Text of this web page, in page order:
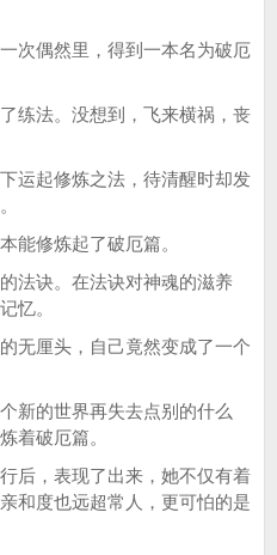
次偶然里，得到一本名为破厄
练法。没想到，飞来横祸，丧
运起修炼之法，待清醒时却发
能修炼起了破厄篇。
法诀。在法诀对神魂的滋养
忆。
无厘头，自己竟然变成了一个
新的世界再失去点别的什么
着破厄篇。
后，表现了出来，她不仅有着
和度也远超常人，更可怕的是